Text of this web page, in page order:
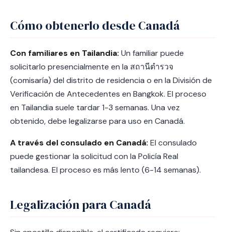
Cómo obtenerlo desde Canadá
Con familiares en Tailandia: Un familiar puede
solicitarlo presencialmente en la สถานีตำรวจ
(comisaría) del distrito de residencia o en la División de
Verificación de Antecedentes en Bangkok. El proceso
en Tailandia suele tardar 1-3 semanas. Una vez
obtenido, debe legalizarse para uso en Canadá.
A través del consulado en Canadá: El consulado
puede gestionar la solicitud con la Policía Real
tailandesa. El proceso es más lento (6-14 semanas).
Legalización para Canadá